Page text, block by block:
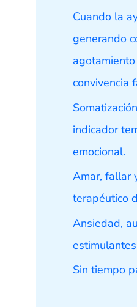
a
r
p
o
Cuando la
generando
convivencia
indicador
emocional.
Amar, fallar
terapéutico
Ansiedad,
Sin tiempo